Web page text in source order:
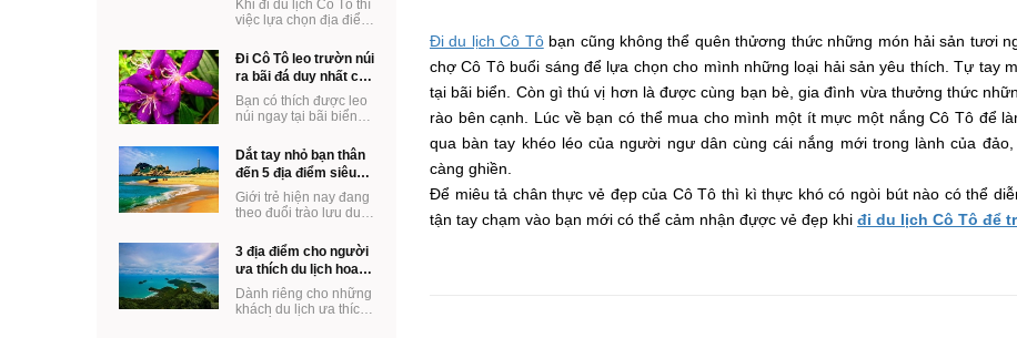
Đi du lịch Cô Tôbạn cũng không thể quên thửơng thức những món hải sản tươi
chợ Cô Tô buổi sáng để lựa chọn cho mình những loại hải sản yêu thích. Tự tay
tại bãi biển. Còn gì thú vị hơn là được cùng bạn bè, gia đình vừa thưởng thức
rào bên cạnh. Lúc về bạn có thể mua cho mình một ít mực một nắng Cô Tô để
qua bàn tay khéo léo của người ngư dân cùng cái nắng mới trong lành của
càng ghiền.
Để miêu tả chân thực vẻ đẹp của Cô Tô thì kì thực khó có ngòi bút nào có thể
tận tay chạm vào bạn mới có thể cảm nhận đựợc vẻ đẹp khi đi du lịch Cô Tô để
Khi đi du lịch Cô Tô thì
việc lựa chọn địa điểm
ngon miệng chắc chắc
là ...
Đi Cô Tô leo trườn núi
ra bãi đá duy nhất có
ở Khách sạn Vàn
Chảy
Bạn có thích được leo
núi ngay tại bãi biển
nay ko? Đến Cô Tô
bạn vừa có thể ...
Dắt tay nhỏ bạn thân
đến 5 địa điểm siêu
dễ thương
Giới trẻ hiện nay đang
theo đuổi trào lưu du
thân. Một trào lưu mới
mẻ mang ...
3 địa điểm cho người
ưa thích du lịch hoang
sơ
Dành riêng cho những
khách du lịch ưa thích